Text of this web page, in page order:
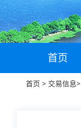
首页
首页 > 交易信息>